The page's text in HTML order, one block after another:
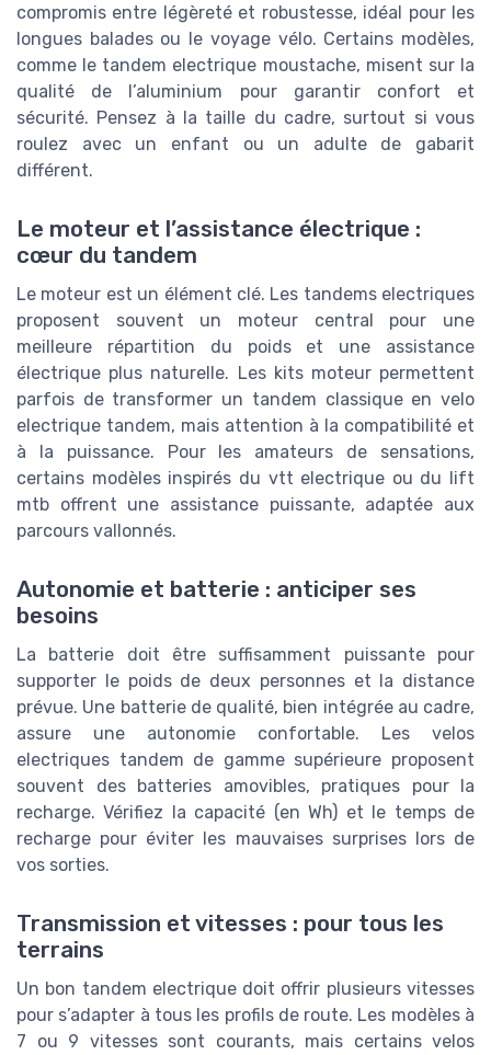
compromis entre légèreté et robustesse, idéal pour les
longues balades ou le voyage vélo. Certains modèles,
comme le tandem electrique moustache, misent sur la
qualité de l’aluminium pour garantir confort et
sécurité. Pensez à la taille du cadre, surtout si vous
roulez avec un enfant ou un adulte de gabarit
différent.
Le moteur et l’assistance électrique :
cœur du tandem
Le moteur est un élément clé. Les tandems electriques
proposent souvent un moteur central pour une
meilleure répartition du poids et une assistance
électrique plus naturelle. Les kits moteur permettent
parfois de transformer un tandem classique en velo
electrique tandem, mais attention à la compatibilité et
à la puissance. Pour les amateurs de sensations,
certains modèles inspirés du vtt electrique ou du lift
mtb offrent une assistance puissante, adaptée aux
parcours vallonnés.
Autonomie et batterie : anticiper ses
besoins
La batterie doit être suffisamment puissante pour
supporter le poids de deux personnes et la distance
prévue. Une batterie de qualité, bien intégrée au cadre,
assure une autonomie confortable. Les velos
electriques tandem de gamme supérieure proposent
souvent des batteries amovibles, pratiques pour la
recharge. Vérifiez la capacité (en Wh) et le temps de
recharge pour éviter les mauvaises surprises lors de
vos sorties.
Transmission et vitesses : pour tous les
terrains
Un bon tandem electrique doit offrir plusieurs vitesses
pour s’adapter à tous les profils de route. Les modèles à
7 ou 9 vitesses sont courants, mais certains velos